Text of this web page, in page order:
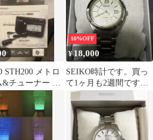
STH200 メトロ
&チューナー ス
ルパック
10%OFF
¥ 18,000
SEIKO時計です。買っ
て1ヶ月も2週間です。
ソーラーなので7.8年持
ちます